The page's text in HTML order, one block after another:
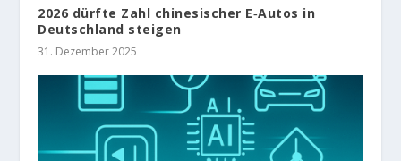
2026 dürfte Zahl chinesischer E‑Autos in
Deutschland steigen
31. Dezember 2025